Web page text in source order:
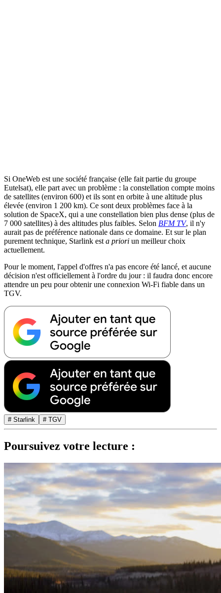
Si OneWeb est une société française (elle fait partie du groupe
Eutelsat), elle part avec un problème : la constellation compte moins
de satellites (environ 600) et ils sont en orbite à une altitude plus
élevée (environ 1 200 km). Ce sont deux problèmes face à la
solution de SpaceX, qui a une constellation bien plus dense (plus de
7 000 satellites) à des altitudes plus faibles. Selon BFM TV, il n'y
aurait pas de préférence nationale dans ce domaine. Et sur le plan
purement technique, Starlink est a priori un meilleur choix
actuellement.
Pour le moment, l'appel d'offres n'a pas encore été lancé, et aucune
décision n'est officiellement à l'ordre du jour : il faudra donc encore
attendre un peu pour obtenir une connexion Wi-Fi fiable dans un
TGV.
# Starlink # TGV
Poursuivez votre lecture :